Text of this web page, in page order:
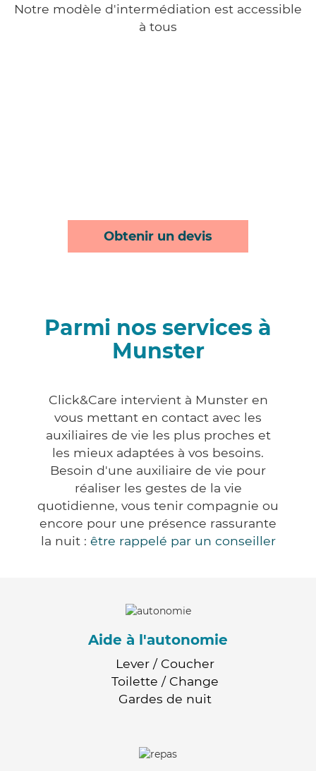
Notre modèle d'intermédiation est accessible
à tous
Obtenir un devis
Parmi nos services à
Munster
Click&Care intervient à Munster en
vous mettant en contact avec les
auxiliaires de vie les plus proches et
les mieux adaptées à vos besoins.
Besoin d'une auxiliaire de vie pour
réaliser les gestes de la vie
quotidienne, vous tenir compagnie ou
encore pour une présence rassurante
la nuit : être rappelé par un conseiller
Aide à l'autonomie
Lever / Coucher
Toilette / Change
Gardes de nuit